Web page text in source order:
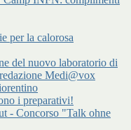
per la calorosa
del nuovo laboratorio di
Medi@vox
i preparativi!
- Concorso "Talk ohne